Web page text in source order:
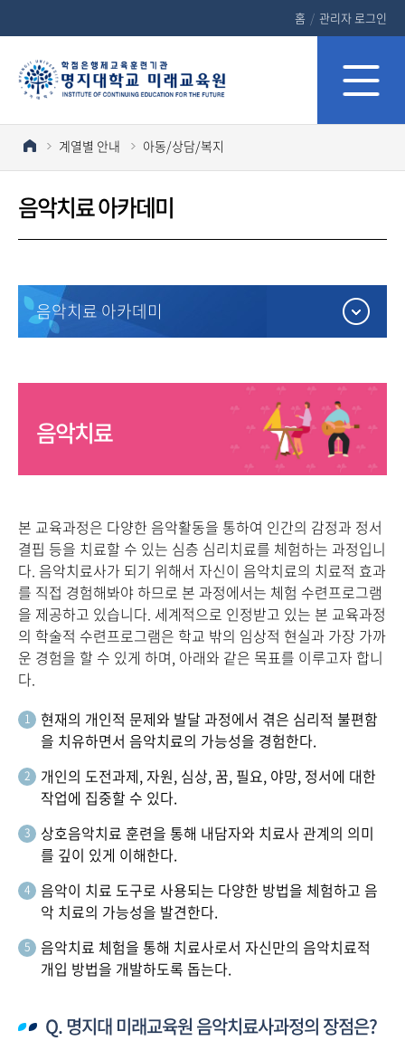
홈 / 관리자 로그인
계열별 안내 아동/상담/복지
음악치료 아카데미
음악치료 아카데미
음악치료
본 교육과정은 다양한 음악활동을 통하여 인간의 감정과 정서
결핍 등을 치료할 수 있는 심층 심리치료를 체험하는 과정입니
다. 음악치료사가 되기 위해서 자신이 음악치료의 치료적 효과
를 직접 경험해봐야 하므로 본 과정에서는 체험 수련프로그램
을 제공하고 있습니다. 세계적으로 인정받고 있는 본 교육과정
의 학술적 수련프로그램은 학교 밖의 임상적 현실과 가장 가까
운 경험을 할 수 있게 하며, 아래와 같은 목표를 이루고자 합니
다.
1
현재의 개인적 문제와 발달 과정에서 겪은 심리적 불편함
을 치유하면서 음악치료의 가능성을 경험한다.
2
개인의 도전과제, 자원, 심상, 꿈, 필요, 야망, 정서에 대한
작업에 집중할 수 있다.
3
상호음악치료 훈련을 통해 내담자와 치료사 관계의 의미
를 깊이 있게 이해한다.
4
음악이 치료 도구로 사용되는 다양한 방법을 체험하고 음
악 치료의 가능성을 발견한다.
5
음악치료 체험을 통해 치료사로서 자신만의 음악치료적
개입 방법을 개발하도록 돕는다.
Q. 명지대 미래교육원 음악치료사과정의 장점은?